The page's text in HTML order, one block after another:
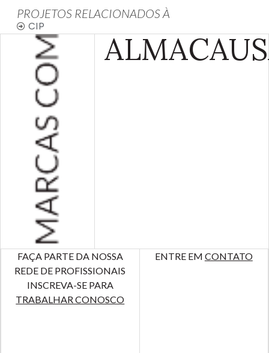
PROJETOS RELACIONADOS À
CIP
ALMA
FAÇA PARTE DA NOSSA
REDE DE PROFISSIONAIS
INSCREVA-SE PARA
TRABALHAR CONOSCO
ENTRE EM CONTATO